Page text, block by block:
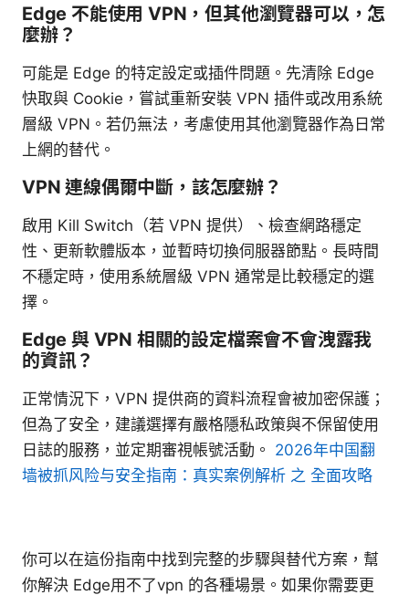
Edge 不能使用 VPN，但其他瀏覽器可以，怎
麼辦？
可能是 Edge 的特定設定或插件問題。先清除 Edge
快取與 Cookie，嘗試重新安裝 VPN 插件或改用系統
層級 VPN。若仍無法，考慮使用其他瀏覽器作為日常
上網的替代。
VPN 連線偶爾中斷，該怎麼辦？
啟用 Kill Switch（若 VPN 提供）、檢查網路穩定
性、更新軟體版本，並暫時切換伺服器節點。長時間
不穩定時，使用系統層級 VPN 通常是比較穩定的選
擇。
Edge 與 VPN 相關的設定檔案會不會洩露我
的資訊？
正常情況下，VPN 提供商的資料流程會被加密保護；
但為了安全，建議選擇有嚴格隱私政策與不保留使用
日誌的服務，並定期審視帳號活動。 2026年中国翻
墙被抓风险与安全指南：真实案例解析 之 全面攻略
你可以在這份指南中找到完整的步驟與替代方案，幫
你解決 Edge用不了vpn 的各種場景。如果你需要更